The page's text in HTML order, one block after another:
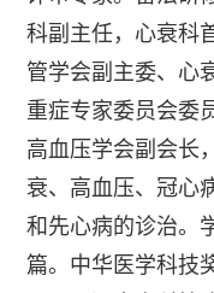
科副主任，心衰科
管学会副主委、心
重症专家委员会委
高血压学会副会长
衰、高血压、冠心
和先心病的诊治。
篇。中华医学科技